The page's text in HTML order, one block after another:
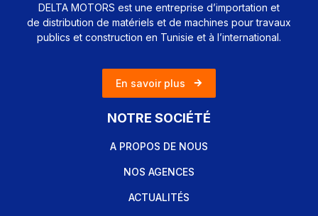
DELTA MOTORS est une entreprise d’importation et
de distribution de matériels et de machines pour travaux
publics et construction en Tunisie et à l’international.
En savoir plus
NOTRE SOCIÉTÉ
A PROPOS DE NOUS
NOS AGENCES
ACTUALITÉS